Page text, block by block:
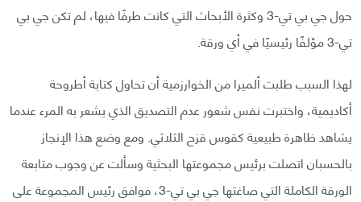
حول جي بي تي-3 وكثرة الأبحاث التي كانت طرفًا فيها، لم تكن جي بي
تي-3 مؤلفًا رئيسيًا في أي ورقة.
لهذا السبب طلبت ألميرا من الخوارزمية أن تحاول كتابة أطروحة
أكاديمية، واختبرت نفس شعور عدم التصديق الذي يشعر به المرء عندما
يشاهد ظاهرة طبيعية كقوس قزح الثلاثي. ومع وضع هذا الإنجاز
بالحسبان اتصلت برئيس مجموعتها البحثية وسألت عن وجوب متابعة
الورقة الكاملة التي صاغتها جي بي تي-3، فوافق رئيس المجموعة على